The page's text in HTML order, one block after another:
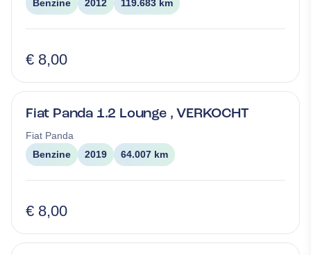
Benzine
2012 119.683 km
€ 8,00
Fiat Panda 1.2 Lounge , VERKOCHT
Fiat Panda
Benzine
2019 64.007 km
€ 8,00